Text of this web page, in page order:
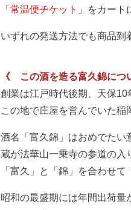
「 常温便チケット 」をカート
いずれの発送方法でも商品到
《 この酒を造る富久錦につ
創業は江戸時代後期、天保10
この地で庄屋を営んでいた稲
酒名「富久錦」はおめでたい
蔵が法華山一乗寺の参道の入
「富久」と「錦」を合わせて
昭和の最盛期には年間出荷量